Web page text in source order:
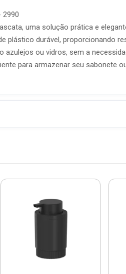
2990
uma solução prática e
plástico durável, proporcionando
ou vidros, sem a
para armazenar seu sabonete